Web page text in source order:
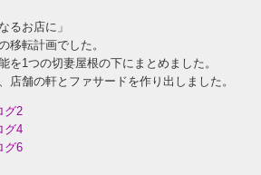
お店に」
移転計画でした。
を1つの切妻屋根の下にまとめました。
店舗の軒とファサードを作り出しました。
グ2
グ4
グ6